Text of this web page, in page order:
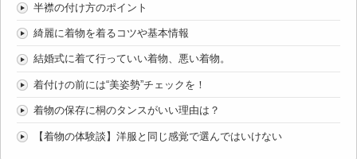
半襟の付け方のポイント
綺麗に着物を着るコツや基本情報
結婚式に着て行っていい着物、悪い着物。
着付けの前には“美姿勢”チェックを！
着物の保存に桐のタンスがいい理由は？
【着物の体験談】洋服と同じ感覚で選んではいけない